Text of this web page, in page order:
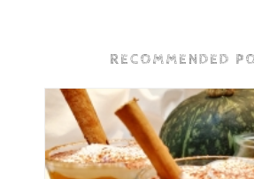
RECOMMENDED